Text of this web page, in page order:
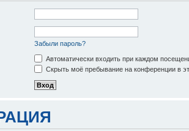
Забыли пароль?
Автоматически входить при каждом
Скрыть моё пребывание на конференции в